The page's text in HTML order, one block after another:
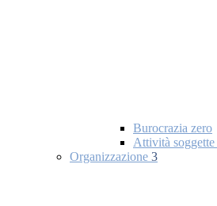
Burocrazia zero
Attività
Organizzazione 3